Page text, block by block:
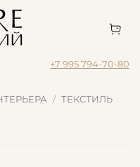
+7 995 794-70-80
ТЕКСТИЛЬ